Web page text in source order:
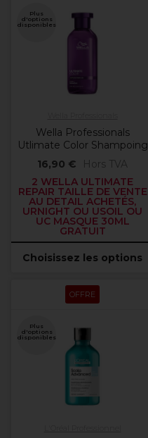
Plus
d'options
disponibles
Wella Professionals
Utlimate Color Shampoing
16,90 €
Hors TVA
2 WELLA ULTIMATE
REPAIR TAILLE DE VENTE
AU DETAIL ACHETÉS,
URNIGHT OU USOIL OU
UC MASQUE 30ML
GRATUIT
Choisissez les options
OFFRE
Plus
d'options
disponibles